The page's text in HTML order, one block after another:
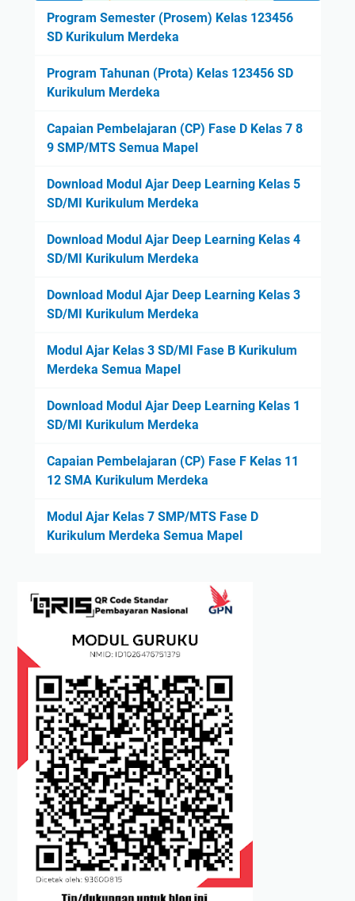
Program Semester (Prosem) Kelas 123456
SD Kurikulum Merdeka
Program Tahunan (Prota) Kelas 123456 SD
Kurikulum Merdeka
Capaian Pembelajaran (CP) Fase D Kelas 7 8
9 SMP/MTS Semua Mapel
Download Modul Ajar Deep Learning Kelas 5
SD/MI Kurikulum Merdeka
Download Modul Ajar Deep Learning Kelas 4
SD/MI Kurikulum Merdeka
Download Modul Ajar Deep Learning Kelas 3
SD/MI Kurikulum Merdeka
Modul Ajar Kelas 3 SD/MI Fase B Kurikulum
Merdeka Semua Mapel
Download Modul Ajar Deep Learning Kelas 1
SD/MI Kurikulum Merdeka
Capaian Pembelajaran (CP) Fase F Kelas 11
12 SMA Kurikulum Merdeka
Modul Ajar Kelas 7 SMP/MTS Fase D
Kurikulum Merdeka Semua Mapel